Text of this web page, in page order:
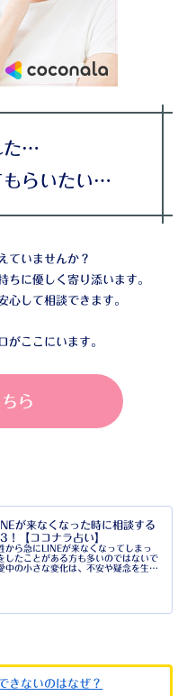
た…
もらいたい…
ていませんか？
ちに優しく寄り添います。
心して相談できます。
がここにいます。
ら
が来なくなった時に相談する
！【ココナラ占い】
から急にLINEが来なくなってしまっ
したことがある方も多いのではないで
中の小さな変化は、不安や疑念を生み
きないのはなぜ？